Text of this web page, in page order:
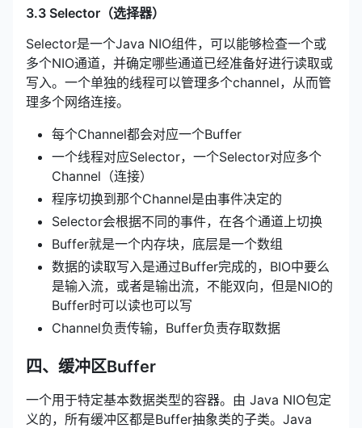
3.3 Selector（选择器）
Selector是一个Java NIO组件，可以能够检查一个或
多个NIO通道，并确定哪些通道已经准备好进行读取或
写入。一个单独的线程可以管理多个channel，从而管
理多个网络连接。
每个Channel都会对应一个Buffer
一个线程对应Selector，一个Selector对应多个
Channel（连接）
程序切换到那个Channel是由事件决定的
Selector会根据不同的事件，在各个通道上切换
Buffer就是一个内存块，底层是一个数组
数据的读取写入是通过Buffer完成的，BIO中要么
是输入流，或者是输出流，不能双向，但是NIO的
Buffer时可以读也可以写
Channel负责传输，Buffer负责存取数据
四、缓冲区Buffer
一个用于特定基本数据类型的容器。由 Java NIO包定
义的，所有缓冲区都是Buffer抽象类的子类。Java